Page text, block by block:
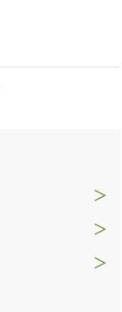
＞
＞
＞